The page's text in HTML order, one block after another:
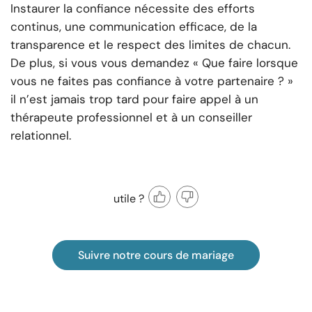
Instaurer la confiance nécessite des efforts
continus, une communication efficace, de la
transparence et le respect des limites de chacun.
De plus, si vous vous demandez « Que faire lorsque
vous ne faites pas confiance à votre partenaire ? »
il n’est jamais trop tard pour faire appel à un
thérapeute professionnel et à un conseiller
relationnel.
utile ?
Suivre notre cours de mariage